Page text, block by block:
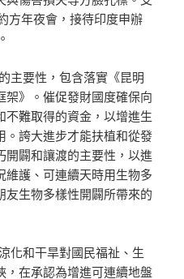
方年夜會，接待印度申辦
主要性，包含落實《昆明
架》。催促發財國度確保向
不難取得的資金，以增進生
。誇大進步才能扶植和從發
開闢和讓渡的主要性，以進
維護、可連續天時用生物多
友生物多樣性開闢所帶來的
化和干旱對國民福祉、生
，在承認為增進可連續地盤